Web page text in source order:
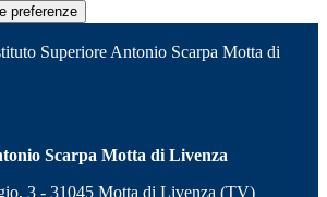
preferenze
Superiore Antonio Scarpa Motta di
Scarpa Motta di Livenza
3 - 31045 Motta di Livenza (TV)